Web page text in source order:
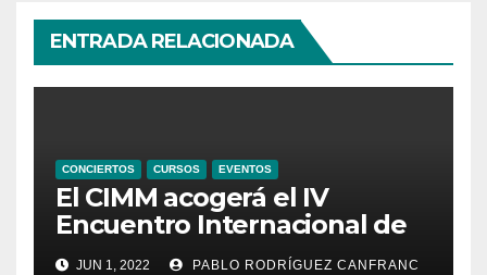
ENTRADA RELACIONADA
CONCIERTOS CURSOS EVENTOS
El CIMM acogerá el IV
Encuentro Internacional de
Ministriles
JUN 1, 2022 PABLO RODRÍGUEZ CANFRANC